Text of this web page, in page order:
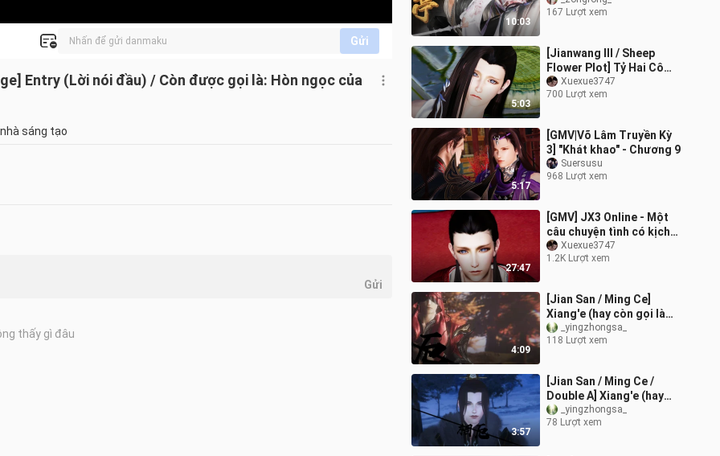
Gửi
Entry (Lời nói đầu) / Còn được gọi là: Hòn ngọc của
sáng tạo
10:03
167 Lượt xem
5:03
[Jianwang III / Sheep
Flower Plot] Tỷ Hai Cô
Dâu (1) Báo Nợ và Kết
Hôn SỐ 2 (Đáp ứng yêu
Xuexue3747
700 Lượt xem
5:17
[GMV|Võ Lâm Truyền Kỳ
3] "Khát khao" - Chương 9
Suersusu
968 Lượt xem
27:47
[GMV] JX3 Online - Một
câu chuyện tình có kịch
bảnXuexue3747
1.2K Lượt xem
4:09
[Jian San / Ming Ce]
Xiang'e (hay còn gọi là
cuối cùng thì tôi cũng là
đối thủ của tôi) Tập 6
_yingzhongsa_
118 Lượt xem
3:57
[Jian San / Ming Ce /
Double A] Xiang'e (hay
còn gọi là cuối cùng thì
tôi cũng là đối thủ của
_yingzhongsa_
78 Lượt xem
Gửi
thấy gì đâu